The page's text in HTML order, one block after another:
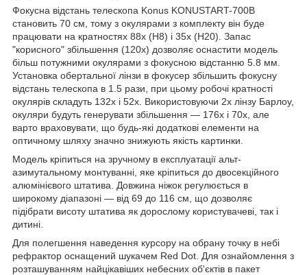
Фокусна відстань телескопа Konus KONUSTART-700B
становить 70 см, тому з окулярами з комплекту він буде
працювати на кратностях 88x (H8) і 35x (H20). Запас
"корисного" збільшення (120х) дозволяє оснастити модель
більш потужними окулярами з фокусною відстанню 5.8 мм.
Установка обертальної лінзи в фокусер збільшить фокусну
відстань телескопа в 1.5 рази, при цьому робочі кратності
окулярів складуть 132х і 52х. Використовуючи 2х лінзу Барлоу,
окуляри будуть генерувати збільшення — 176х і 70х, але
варто враховувати, що будь-які додаткові елементи на
оптичному шляху значно знижують якість картинки.
Модель кріпиться на зручному в експлуатації альт-
азимутальному монтуванні, яке кріпиться до двосекційного
алюмінієвого штатива. Довжина ніжок регулюється в
широкому діапазоні — від 69 до 116 см, що дозволяє
підібрати висоту штатива як дорослому користувачеві, так і
дитині.
Для полегшення наведення курсору на обрану точку в небі
рефрактор оснащений шукачем Red Dot. Для ознайомлення з
розташуванням найцікавіших небесних об'єктів в пакет